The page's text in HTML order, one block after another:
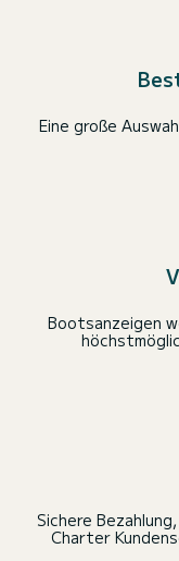
Eine große
Bootsanzeigen
Sichere
Charter